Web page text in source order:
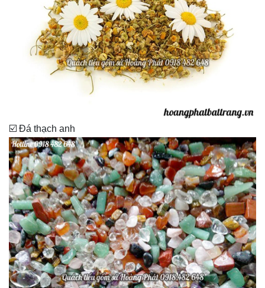
☑️ Đá thạch anh